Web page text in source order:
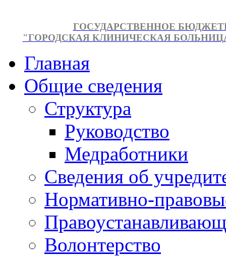
ГОСУДАРСТВЕННОЕ
"ГОРОДСКАЯ КЛИНИЧЕСКАЯ
Главная
Общие сведения
Структура
Руководство
Медработники
Сведения об
Нормативно-
Волонтерство